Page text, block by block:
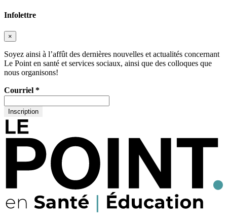
Infolettre
×
Soyez ainsi à l’affût des dernières nouvelles et actualités concernant
Le Point en santé et services sociaux, ainsi que des colloques que
nous organisons!
Courriel *